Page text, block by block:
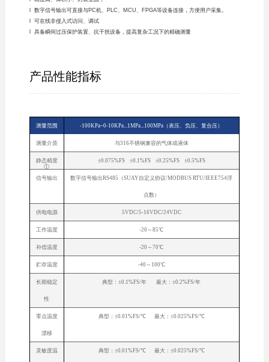
l 数字信号输出可直接与PC机、PLC、MCU、FPGA等设备连接，方便用户采集。
l 可在线非侵入式访问、调试
l 具备瞬间过压保护装置、抗干扰设备，提高复杂工况下的精确测量
产品性能指标
测量范围 -100KPa~0-10KPa...1MPa...100MPa（表压、负压、复合压）
测量介质 与316不锈钢兼容的气体或液体
静态精度
①
±0.075%FS ±0.1%FS ±0.25%FS ±0.5%FS
信号输出 数字信号输出RS485（SUAY自定义协议/MODBUS RTU/IEEE754浮
点数）
供电电源 5VDC/5-16VDC/24VDC
工作温度 -20～85℃
补偿温度 -20～70℃
贮存温度 -40～100℃
长期稳定
性
典型：±0.1%FS/年 最大：±0.2%FS/年
零点温度
漂移
典型：±0.01%FS/℃ 最大：±0.025%FS/℃
灵敏度温 典型：±0.01%FS/℃ 最大：±0.025%FS/℃